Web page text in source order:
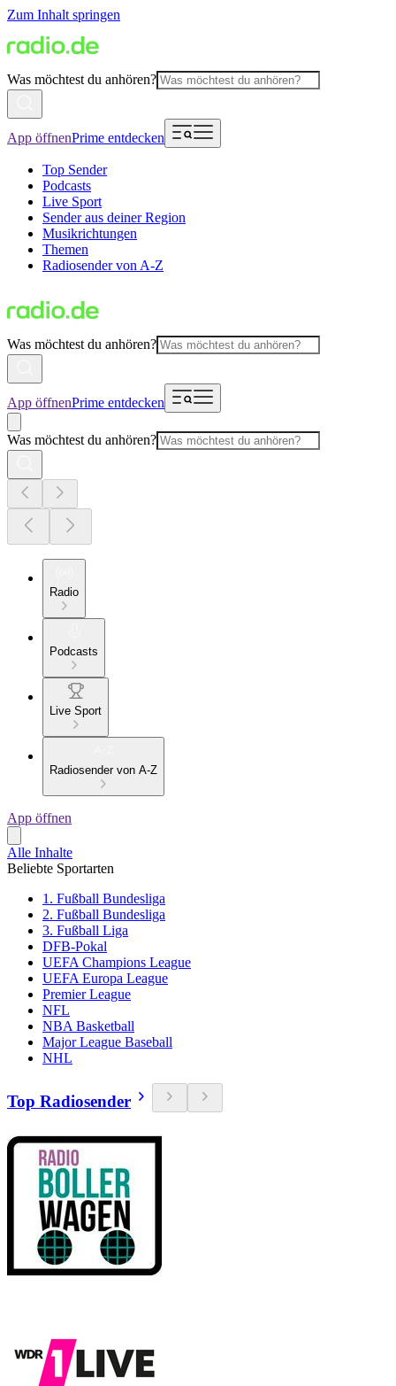
Zum Inhalt springen
Was möchtest du anhören?
App öffnenPrime entdecken
Top Sender
Podcasts
Live Sport
Sender aus deiner Region
Musikrichtungen
Themen
Radiosender von A-Z
Was möchtest du anhören?
App öffnenPrime entdecken
Was möchtest du anhören?
Radio
Podcasts
Live Sport
Radiosender von A-Z
App öffnen
Alle Inhalte
Beliebte Sportarten
1. Fußball Bundesliga
2. Fußball Bundesliga
3. Fußball Liga
DFB-Pokal
UEFA Champions League
UEFA Europa League
Premier League
NFL
NBA Basketball
Major League Baseball
NHL
Top Radiosender